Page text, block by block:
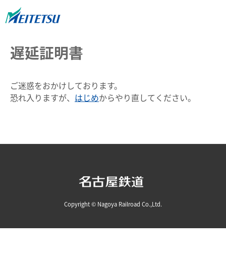
遅延証明書
ご迷惑をおかけしております。
恐れ入りますが、 はじめからやり直してください。
Copyright © Nagoya Railroad Co.,Ltd.